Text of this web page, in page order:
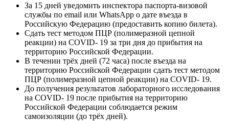
За 15 дней уведомить инспектора паспорта-визовой
службы по email или WhatsApp о дате въезда в
Российскую Федерацию (предоставить копию билета).
Сдать тест методом ПЦР (полимеразной цепной
реакции) на COVID- 19 за три дня до прибытия на
территорию Российской Федерации.
В течении трёх дней (72 часа) после въезда на
территорию Российской Федерации сдать тест методом
ПЦР (полимеразной цепной реакции) на COVID- 19.
До получения результатов лабораторного исследования
на COVID- 19 после прибытия на территорию
Российской Федерации соблюдается режим
самоизоляции (до трёх дней).